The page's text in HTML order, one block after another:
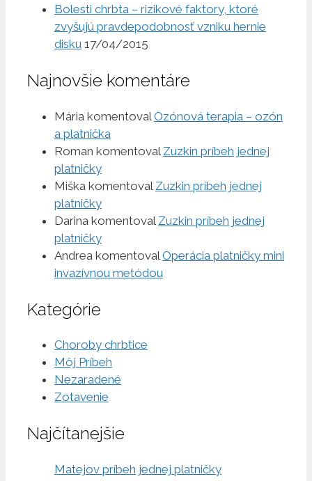
Bolesti chrbta – rizikové faktory, ktoré
zvyšujú pravdepodobnosť vzniku hernie
disku 17/04/2015
Najnovšie komentáre
Mária komentoval Ozónová terapia – ozón
a platnička
Roman komentoval Zuzkin príbeh jednej
platničky
Miška komentoval Zuzkin príbeh jednej
platničky
Darina komentoval Zuzkin príbeh jednej
platničky
Andrea komentoval Operácia platničky mini
invazívnou metódou
Kategórie
Choroby chrbtice
Môj Príbeh
Nezaradené
Zotavenie
Najčítanejšie
Matejov príbeh jednej platničky